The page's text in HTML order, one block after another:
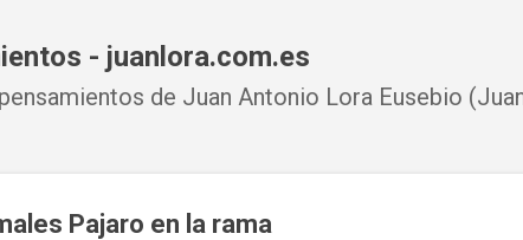
- juanlora.com.es
de Juan Antonio Lora Eusebio
Pajaro en la rama